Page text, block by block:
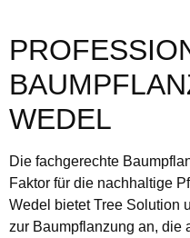
WEDEL
Die fachgerechte
Faktor für die nachhaltige
Wedel bietet Tree Solution
zur Baumpflanzung an, die